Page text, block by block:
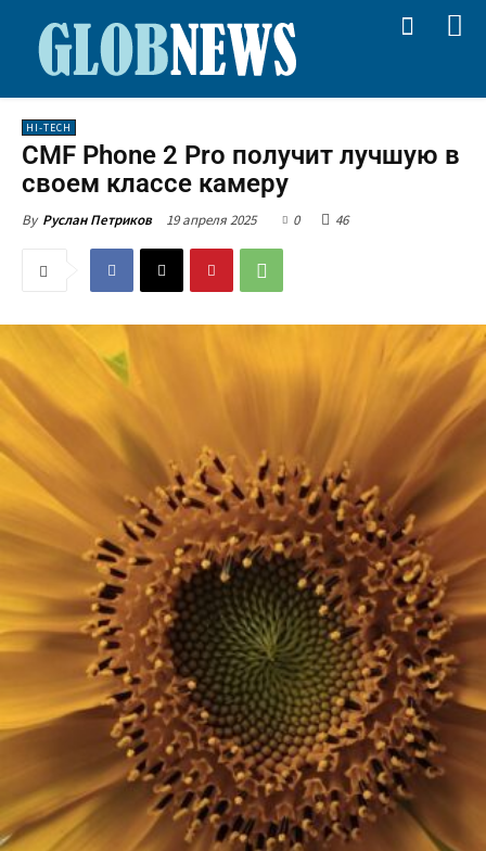
HI-TECH
CMF Phone 2 Pro получит лучшую в
своем классе камеру
By Руслан Петриков 19 апреля 2025 0 46